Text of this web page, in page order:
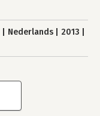
Nederlands
2013